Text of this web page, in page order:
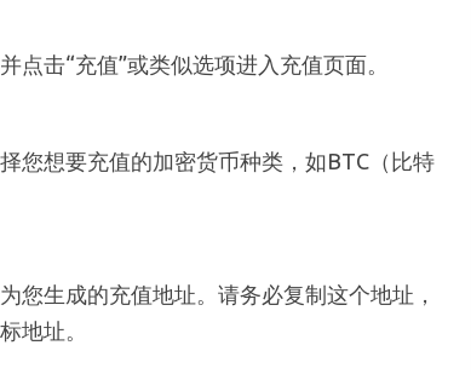
点击“充值”或类似选项进入充值页面。
您想要充值的加密货币种类，如BTC（比特
您生成的充值地址。请务必复制这个地址，
地址。